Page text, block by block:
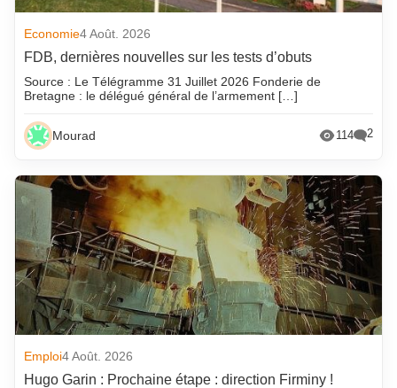
Economie4 Août. 2026
FDB, dernières nouvelles sur les tests d’obuts
Source : Le Télégramme 31 Juillet 2026 Fonderie de
Bretagne : le délégué général de l’armement […]
Mourad 114 2
Emploi4 Août. 2026
Hugo Garin : Prochaine étape : direction Firminy !